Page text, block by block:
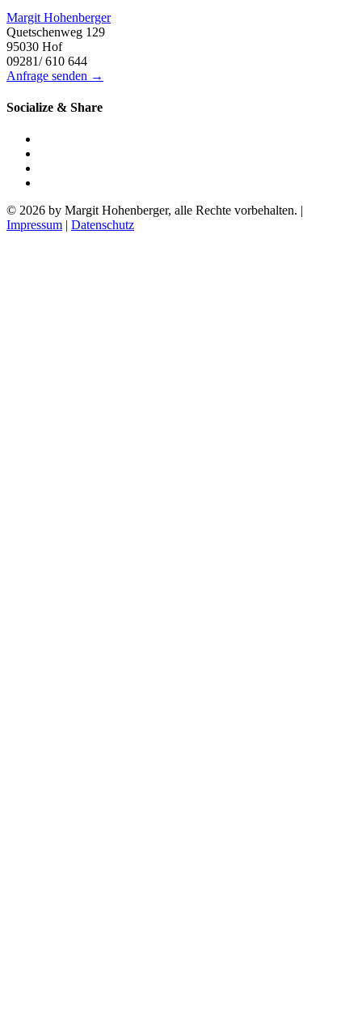
Margit Hohenberger
Quetschenweg 129
95030 Hof
09281/ 610 644
Anfrage senden →
Socialize & Share
© 2026 by Margit Hohenberger, alle Rechte vorbehalten. |
Impressum | Datenschutz